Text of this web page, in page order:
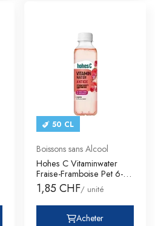
50 CL
Boissons sans Alcool
Hohes C Vitaminwater
Fraise-Framboise Pet 6-
Pack
1,85 CHF/ unité
Acheter